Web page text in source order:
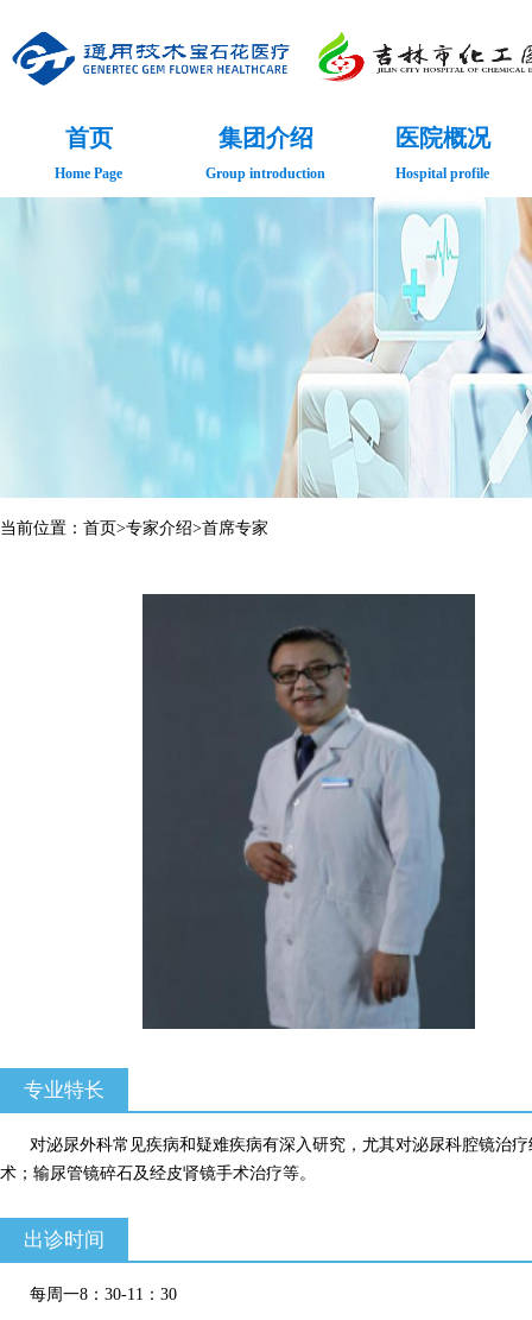
首页
Home Page
集团介绍
Group introduction
医院概况
Hospital profile
当前位置： 首页>专家介绍>首席专家
专业特长
对泌尿外科常见疾病和疑难疾病有深入研究，尤其对泌尿科腔镜治
术；输尿管镜碎石及经皮肾镜手术治疗等。
出诊时间
每周一8：30-11：30